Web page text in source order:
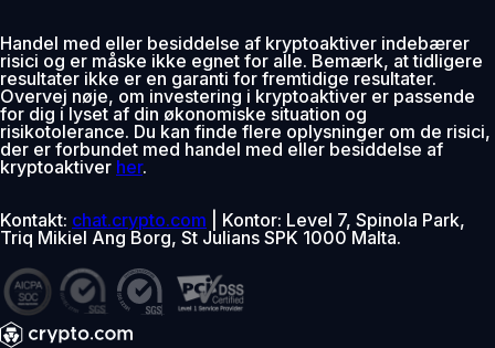
Handel med eller besiddelse af kryptoaktiver indebærer
risici og er måske ikke egnet for alle. Bemærk, at tidligere
resultater ikke er en garanti for fremtidige resultater.
Overvej nøje, om investering i kryptoaktiver er passende
for dig i lyset af din økonomiske situation og
risikotolerance. Du kan finde flere oplysninger om de risici,
der er forbundet med handel med eller besiddelse af
kryptoaktiver her.
Kontakt: chat.crypto.com | Kontor: Level 7, Spinola Park,
Triq Mikiel Ang Borg, St Julians SPK 1000 Malta.